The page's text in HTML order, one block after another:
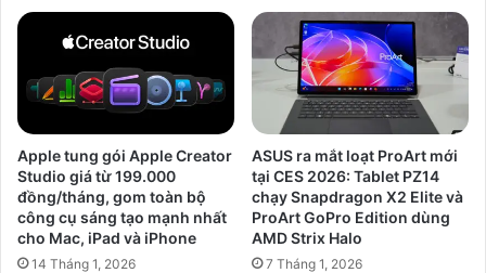
internet
Apple tung gói Apple Creator
Studio giá từ 199.000
đồng/tháng, gom toàn bộ
công cụ sáng tạo mạnh nhất
cho Mac, iPad và iPhone
14 Tháng 1, 2026
ASUS ra mắt loạt ProArt mới
tại CES 2026: Tablet PZ14
chạy Snapdragon X2 Elite và
ProArt GoPro Edition dùng
AMD Strix Halo
7 Tháng 1, 2026